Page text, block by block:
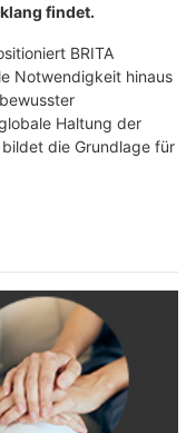
findet.
BRITA
Notwendigkeit hinaus
Haltung der
die Grundlage für